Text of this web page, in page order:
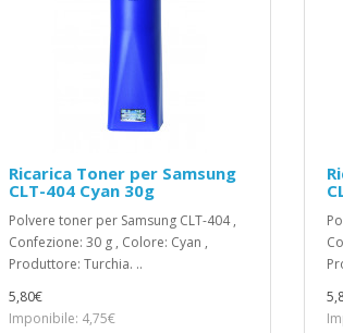
Ricarica Toner per Samsung
CLT-404 Cyan 30g
Polvere toner per Samsung CLT-404 ,
Confezione: 30 g , Colore: Cyan ,
Produttore: Turchia. ..
5,80€
Imponibile: 4,75€